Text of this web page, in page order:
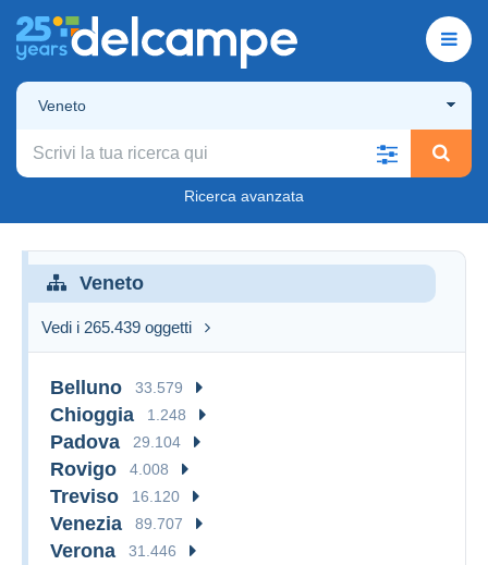
Veneto
Ricerca avanzata
Veneto
Vedi i 265.439 oggetti
Belluno 33.579
Chioggia 1.248
Padova 29.104
Rovigo 4.008
Treviso 16.120
Venezia 89.707
Verona 31.446